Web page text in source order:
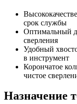
срок службы
Оптимальный
сверления
Удобный
в инструмент
Корончатое
чистое
Назначение